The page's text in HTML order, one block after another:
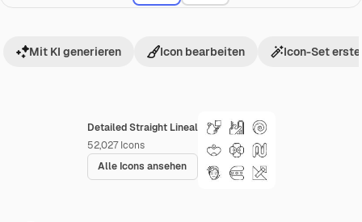
Detailed Straight Lineal
52,027 Icons
Alle Icons ansehen
Mit KI generieren Icon bearbeiten Icon-Set